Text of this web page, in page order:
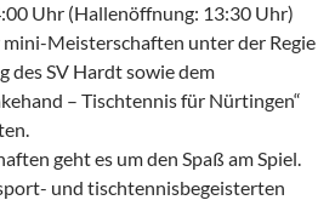
Uhr (Hallenöffnung: 13:30 Uhr)
Meisterschaften unter der Regie
des SV Hardt sowie dem
– Tischtennis für Nürtingen“
geht es um den Spaß am Spiel.
und tischtennisbegeisterten